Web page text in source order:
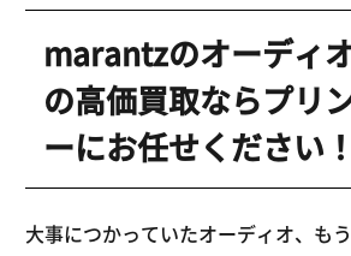
marantzのオーディ
の高価買取ならプリ
ーにお任せください！
大事につかっていたオーディオ、も